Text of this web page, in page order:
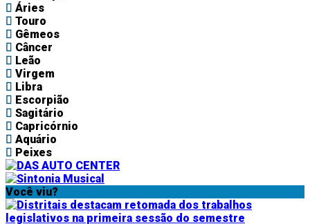
Áries
Touro
Gêmeos
Câncer
Leão
Virgem
Libra
Escorpião
Sagitário
Capricórnio
Aquário
Peixes
Você viu?